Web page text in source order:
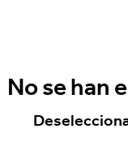
Mood Evo
Traceline System
No se han